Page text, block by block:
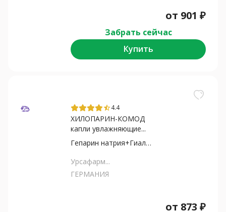
от 901 ₽
Забрать сейчас
Купить
star_half4.4
ХИЛОПАРИН-КОМОД
капли увлажняющие...
Гепарин натрия+Гиалуронат...
Урсафарм...
ГЕРМАНИЯ
от 873 ₽